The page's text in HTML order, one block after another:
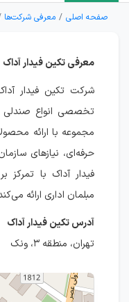
صفحه اصلی معرفی شرکت‌ها
معرفی تکین فیدار آداک
شرکت تکین فیدار
تخصصی انواع صندلی
مجموعه با ارائه
حرفه‌ای، نیازهای
فیدار آداک با تمرکز
مبلمان اداری ارائه
آدرس تکین فیدار آداک
تهران، منطقه ۳، ونک